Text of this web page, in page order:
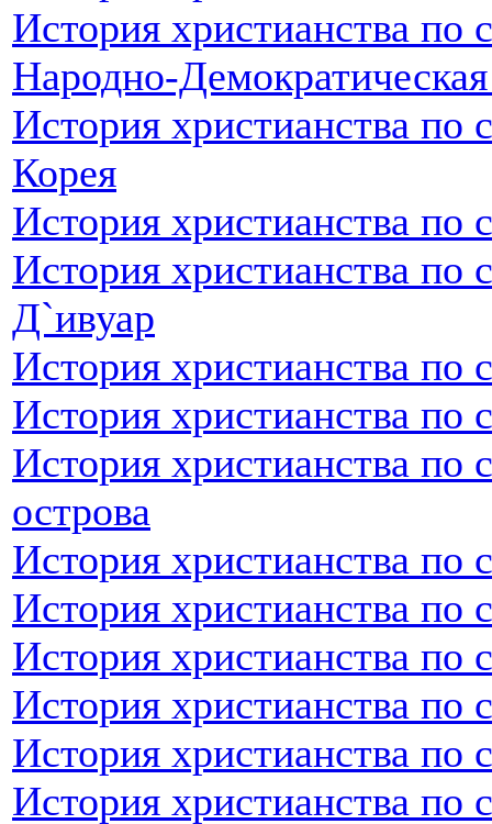
История христианства по
Народно-
История христианства по
Корея
История христианства по
История христианства по
Д`ивуар
История христианства по
История христианства по
История христианства по
острова
История христианства по
История христианства по
История христианства по
История христианства по
История христианства по
История христианства по